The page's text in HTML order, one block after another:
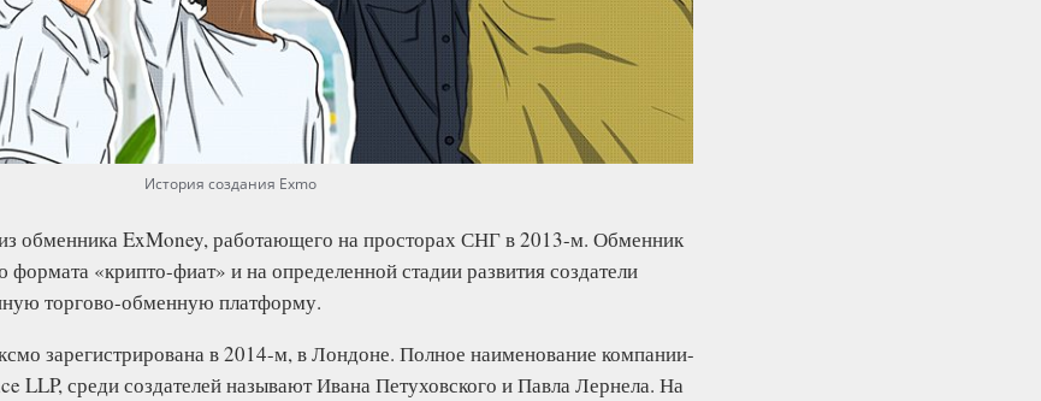
История создания Exmo
обменника ExMoney, работающего на просторах СНГ в 2013-м. Обменник
«крипто-фиат» и на определенной стадии развития создатели
торгово-обменную платформу.
зарегистрирована в 2014-м, в Лондоне. Полное наименование компании-
LLP, среди создателей называют Ивана Петуховского и Павла Лернела. На